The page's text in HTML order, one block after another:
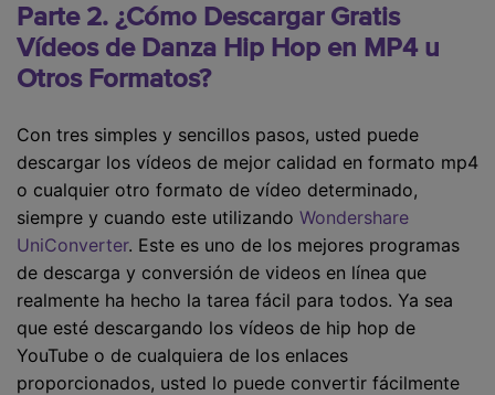
Parte 2. ¿Cómo Descargar Gratis
Vídeos de Danza Hip Hop en MP4 u
Otros Formatos?
Con tres simples y sencillos pasos, usted puede
descargar los vídeos de mejor calidad en formato mp4
o cualquier otro formato de vídeo determinado,
siempre y cuando este utilizando Wondershare
UniConverter. Este es uno de los mejores programas
de descarga y conversión de videos en línea que
realmente ha hecho la tarea fácil para todos. Ya sea
que esté descargando los vídeos de hip hop de
YouTube o de cualquiera de los enlaces
proporcionados, usted lo puede convertir fácilmente